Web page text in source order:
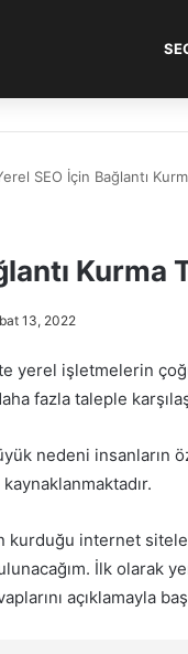
SEO İçin Bağlantı
Kurma
13, 2022
yerel işletmelerin
fazla taleple
nedeni insanların
internet
İlk olarak
açıklamayla